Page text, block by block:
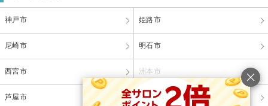
神戸市 姫路市
尼崎市 明石市
西宮市 洲本市
芦屋市 伊丹市